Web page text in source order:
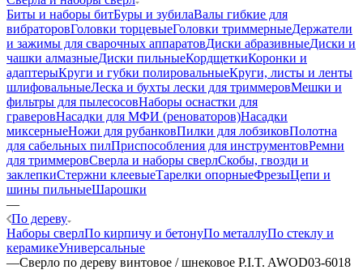
Биты и наборы битБуры и зубилаВалы гибкие для
вибраторовГоловки торцевыеГоловки триммерныеДержатели
и зажимы для сварочных аппаратовДиски абразивныеДиски и
чашки алмазныеДиски пильныеКордщеткиКоронки и
адаптерыКруги и губки полировальныеКруги, листы и ленты
шлифовальныеЛеска и бухты лески для триммеровМешки и
фильтры для пылесосовНаборы оснастки для
граверовНасадки для МФИ (реноваторов)Насадки
миксерныеНожи для рубанковПилки для лобзиковПолотна
для сабельных пилПриспособления для инструментовРемни
для триммеровСверла и наборы сверлСкобы, гвозди и
заклепкиСтержни клеевыеТарелки опорныеФрезыЦепи и
шины пильныеШарошки
—
По дереву
Наборы сверлПо кирпичу и бетонуПо металлуПо стеклу и
керамикеУниверсальные
—Сверло по дереву винтовое / шнековое P.I.T. AWOD03-6018